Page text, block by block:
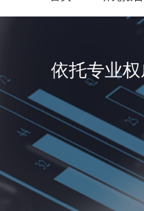
依托专业